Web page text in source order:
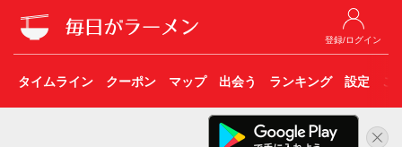
登録/ログイン
タイムライン クーポン マップ 出会う ランキング 設定 こ